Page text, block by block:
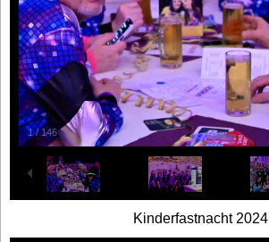
1/146
Kinderfastnacht 2024